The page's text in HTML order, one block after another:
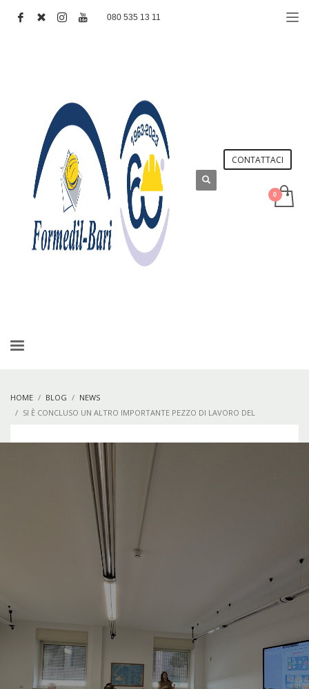
080 535 13 11
CONTATTACI
HOME BLOG
NEWS
SI È CONCLUSO UN ALTRO IMPORTANTE PEZZO DI LAVORO DEL